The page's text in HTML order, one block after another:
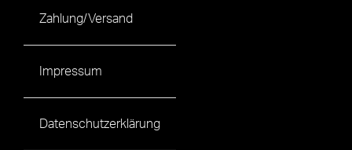
Zahlung/Versand
Impressum
Datenschutzerklärung